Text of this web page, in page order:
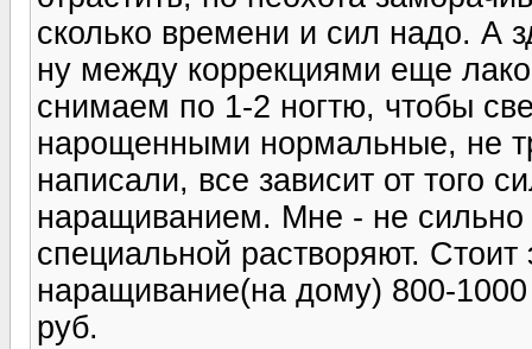
сколько времени и сил надо. А
ну между коррекциями еще
снимаем по 1-2 ногтю, чтобы
нарощенными нормальные, не
написали, все зависит от того
наращиванием. Мне - не
специальной растворяют. Стоит
наращивание(на дому) 800-
руб.